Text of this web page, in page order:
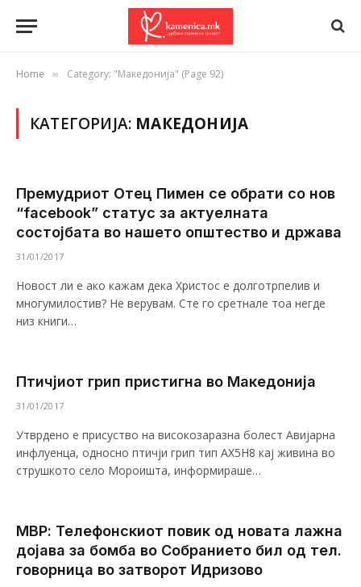
Home » Category: "Македонија" (Page 92)
КАТЕГОРИЈА: МАКЕДОНИЈА
Премудриот Отец Пимен се обрати со нов
“facebook” статус за актуелната
состојбата во нашето општество и држава
31/01/2017
Новост ли е ако кажам дека Христос е долготрпелив и
многумилостив? Не верувам. Сте го сретнале тоа негде
низ книги…
Птичјиот грип пристигна во Македонија
31/01/2017
Утврдено е присуство на високозаразна болест Авијарна
инфлуенца, односно птичји грип тип АХ5Н8 кај живина во
струшкото село Мороишта, информираше…
МВР: Телефонскиот повик од новата лажна
дојава за бомба во Собранието бил од тел.
говорница во затворот Идризово